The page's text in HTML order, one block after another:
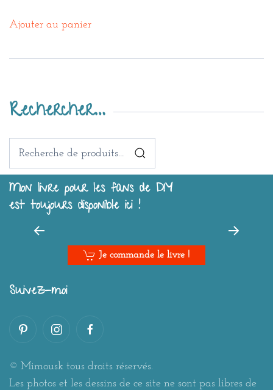
Ajouter au panier
Rechercher…
Recherche
Mon livre pour les fans de DIY
est toujours disponible ici !
Je commande le livre !
Suivez-moi
© Mimousk tous droits réservés.
Les photos et les dessins de ce site ne sont pas libres de